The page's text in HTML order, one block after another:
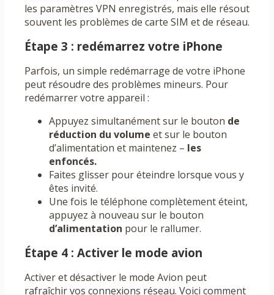
les paramètres VPN enregistrés, mais elle résout
souvent les problèmes de carte SIM et de réseau.
Étape 3 : redémarrez votre iPhone
Parfois, un simple redémarrage de votre iPhone
peut résoudre des problèmes mineurs. Pour
redémarrer votre appareil :
Appuyez simultanément sur le bouton de
réduction du volume et sur le bouton
d’alimentation et maintenez – les
enfoncés.
Faites glisser pour éteindre lorsque vous y
êtes invité.
Une fois le téléphone complètement éteint,
appuyez à nouveau sur le bouton
d’alimentation pour le rallumer.
Étape 4 : Activer le mode avion
Activer et désactiver le mode Avion peut
rafraîchir vos connexions réseau. Voici comment